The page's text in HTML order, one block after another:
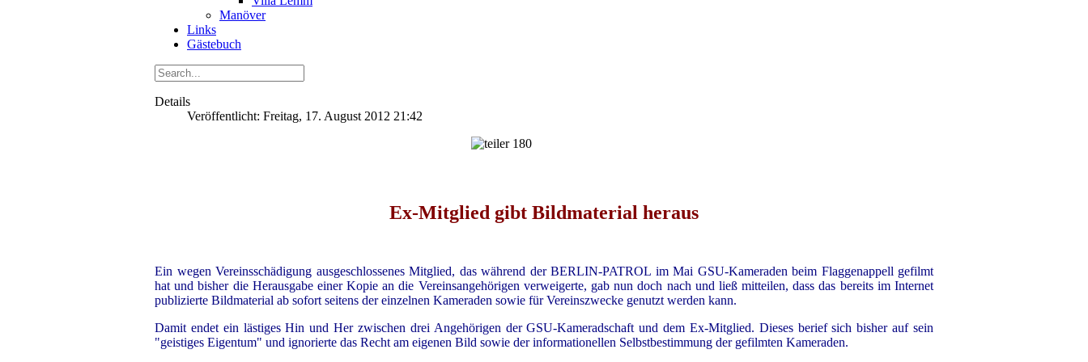
Manöver
Links
Gästebuch
Details
Veröffentlicht: Freitag, 17. August 2012 21:42
Ex-Mitglied gibt Bildmaterial heraus
Ein wegen Vereinsschädigung ausgeschlossenes Mitglied, das während der BERLIN-PATROL im Mai GSU-Kameraden beim Flaggenappell gefilmt
hat und bisher die Herausgabe einer Kopie an die Vereinsangehörigen verweigerte, gab nun doch nach und ließ mitteilen, dass das bereits im Internet
publizierte Bildmaterial ab sofort seitens der einzelnen Kameraden sowie für Vereinszwecke genutzt werden kann.
Damit endet ein lästiges Hin und Her zwischen drei Angehörigen der GSU-Kameradschaft und dem Ex-Mitglied. Dieses berief sich bisher auf sein
"geistiges Eigentum" und ignorierte das Recht am eigenen Bild sowie der informationellen Selbstbestimmung der gefilmten Kameraden.